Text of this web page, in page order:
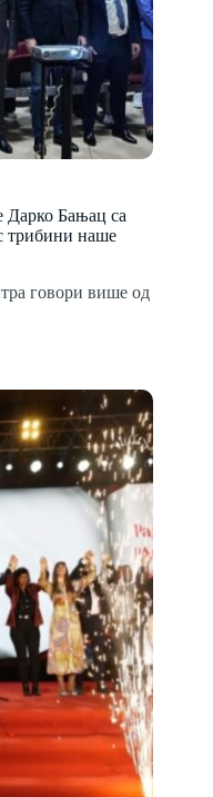
Дарко Бањац са
трибини наше
говори више од